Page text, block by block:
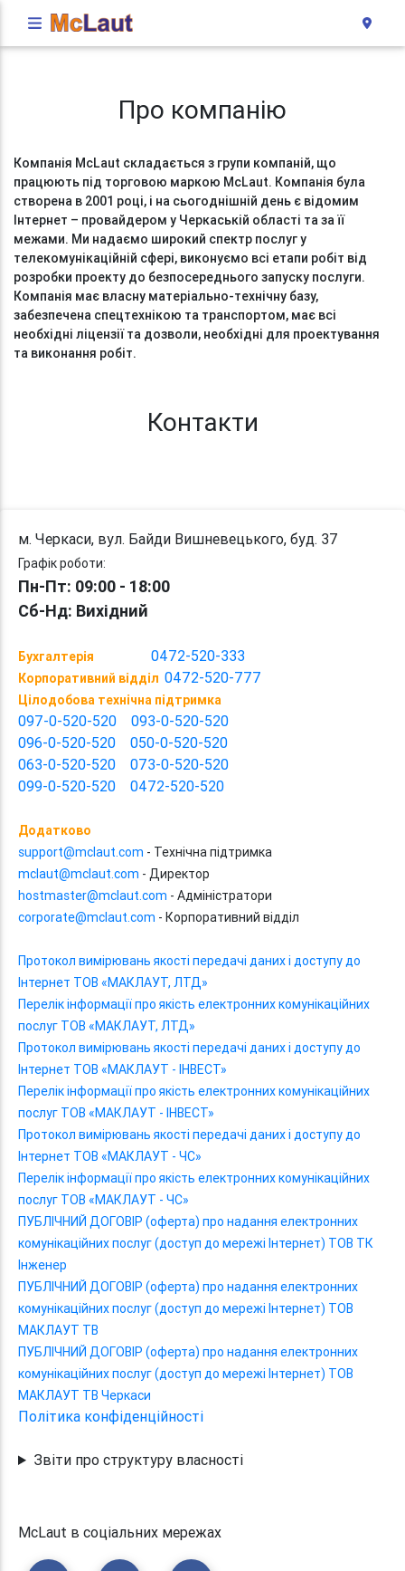
Про компанію
Компанія McLaut складається з групи компаній, що
працюють під торговою маркою McLaut. Компанія була
створена в 2001 році, і на сьогоднішній день є відомим
Інтернет – провайдером у Черкаській області та за її
межами. Ми надаємо широкий спектр послуг у
телекомунікаційній сфері, виконуємо всі етапи робіт від
розробки проекту до безпосереднього запуску послуги.
Компанія має власну матеріально-технічну базу,
забезпечена спецтехнікою та транспортом, має всі
необхідні ліцензії та дозволи, необхідні для проектування
та виконання робіт.
Контакти
м. Черкаси, вул. Байди Вишневецького, буд. 37
Графік роботи:
Пн-Пт: 09:00 - 18:00
Сб-Нд: Вихідний
Бухгалтерія 0472-520-333
Корпоративний відділ 0472-520-777
Цілодобова технічна підтримка
097-0-520-520
093-0-520-520
096-0-520-520
050-0-520-520
063-0-520-520
073-0-520-520
099-0-520-520
0472-520-520
Додатково
support@mclaut.com - Технічна підтримка
mclaut@mclaut.com - Директор
hostmaster@mclaut.com - Адміністратори
corporate@mclaut.com - Корпоративний відділ
Протокол вимірювань якості передачі даних і доступу до
Інтернет ТОВ «МАКЛАУТ, ЛТД»
Перелік інформації про якість електронних комунікаційних
послуг ТОВ «МАКЛАУТ, ЛТД»
Протокол вимірювань якості передачі даних і доступу до
Інтернет ТОВ «МАКЛАУТ - ІНВЕСТ»
Перелік інформації про якість електронних комунікаційних
послуг ТОВ «МАКЛАУТ - ІНВЕСТ»
Протокол вимірювань якості передачі даних і доступу до
Інтернет ТОВ «МАКЛАУТ - ЧС»
Перелік інформації про якість електронних комунікаційних
послуг ТОВ «МАКЛАУТ - ЧС»
ПУБЛІЧНИЙ ДОГОВІР (оферта) про надання електронних
комунікаційних послуг (доступ до мережі Інтернет) ТОВ ТК
Інженер
ПУБЛІЧНИЙ ДОГОВІР (оферта) про надання електронних
комунікаційних послуг (доступ до мережі Інтернет) ТОВ
МАКЛАУТ ТВ
ПУБЛІЧНИЙ ДОГОВІР (оферта) про надання електронних
комунікаційних послуг (доступ до мережі Інтернет) ТОВ
МАКЛАУТ ТВ Черкаси
Політика конфіденційності
Звіти про структуру власності
McLaut в соціальних мережах